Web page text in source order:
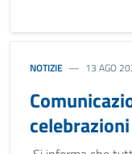
NOTIZIE 13 AGO